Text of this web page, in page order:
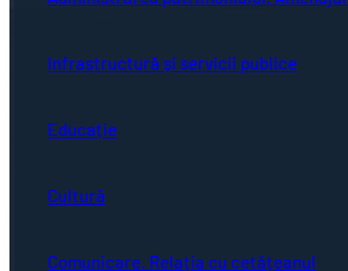
Infrastructură și servicii publice
Educație
Cultură
Comunicare. Relația cu cetățeanul